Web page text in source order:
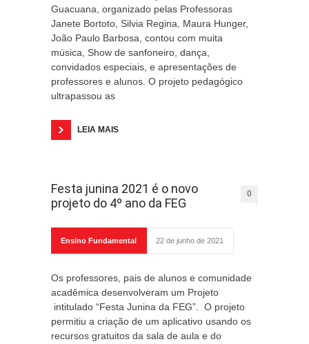
Guacuana, organizado pelas Professoras
Janete Bortoto, Silvia Regina, Maura Hunger,
João Paulo Barbosa, contou com muita
música, Show de sanfoneiro, dança,
convidados especiais, e apresentações de
professores e alunos. O projeto pedagógico
ultrapassou as
LEIA MAIS
Festa junina 2021 é o novo
projeto do 4º ano da FEG
0
Ensino Fundamental 22 de junho de 2021
Os professores, pais de alunos e comunidade
acadêmica desenvolveram um Projeto
intitulado “Festa Junina da FEG”. O projeto
permitiu a criação de um aplicativo usando os
recursos gratuitos da sala de aula e do